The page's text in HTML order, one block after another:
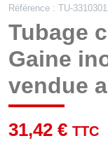
Référence : TU-
Tubage
Gaine
vendue
31,42 € TTC